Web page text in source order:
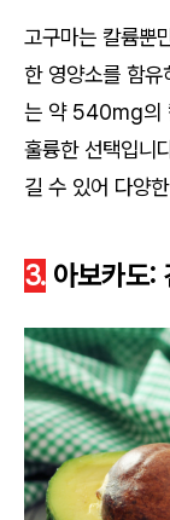
고구마는 칼륨뿐
한 영양소를 함유
는 약 540mg의
훌륭한 선택입니
길 수 있어 다양
3. 아보카도: